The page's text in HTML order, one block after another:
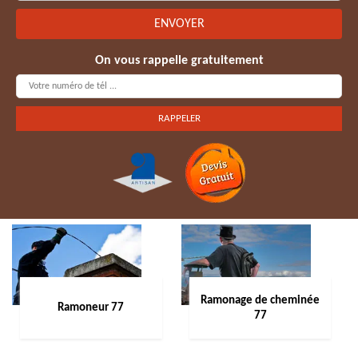
On vous rappelle gratuitement
Ramoneur 77
Ramonage de cheminée
77